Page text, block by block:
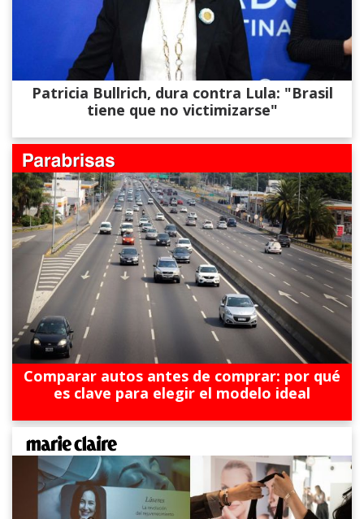
Patricia Bullrich, dura contra Lula: "Brasil
tiene que no victimizarse"
Comparar autos antes de comprar: por qué
es clave para elegir el modelo ideal